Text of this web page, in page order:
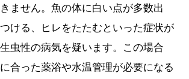
ません。魚の体に白い点が多数出
ける、ヒレをたたむといった症状が
虫性の病気を疑います。この場合
合った薬浴や水温管理が必要になる